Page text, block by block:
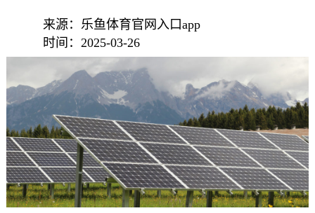
来源：乐鱼体育官网入口app
时间：2025-03-26